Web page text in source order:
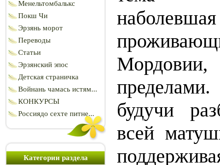
Менельтомбалькс
Покш Чи
Эрзянь морот
Переводы
Статьи
Эрзянский эпос
Детская страничка
Войнань чамась истям...
КОНКУРСЫ
Россиядо сехте питне...
Категории раздела
будучи
всей